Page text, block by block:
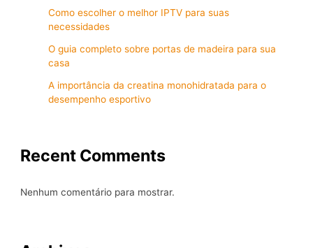
Como escolher o melhor IPTV para suas
necessidades
O guia completo sobre portas de madeira para sua
casa
A importância da creatina monohidratada para o
desempenho esportivo
Recent Comments
Nenhum comentário para mostrar.